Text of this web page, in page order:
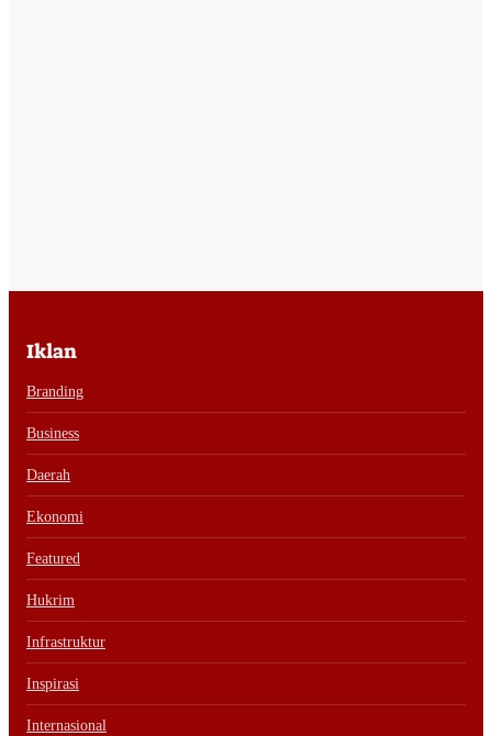
Iklan
Branding
Business
Daerah
Ekonomi
Featured
Hukrim
Infrastruktur
Inspirasi
Internasional